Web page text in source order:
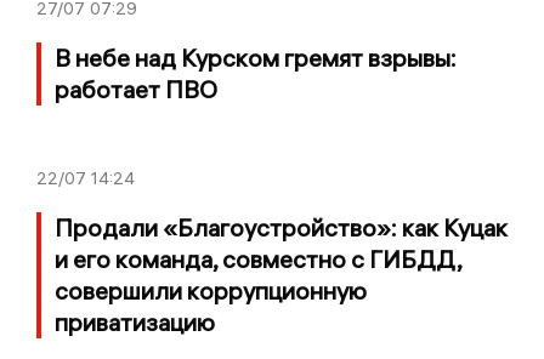
27/07 07:29
В небе над Курском гремят взрывы:
работает ПВО
22/07 14:24
Продали «Благоустройство»: как Куцак
и его команда, совместно с ГИБДД,
совершили коррупционную
приватизацию